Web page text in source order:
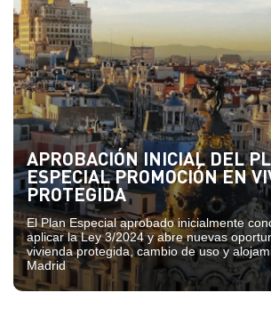
APROBACIÓN INICIAL DEL
ESPECIAL PROMOCIÓN EN
PROTEGIDA
El Plan Especial aprobado inicialmente
aplicar la Ley 3/2024 y abre nuevas
vivienda protegida, cambio de uso y
Madrid